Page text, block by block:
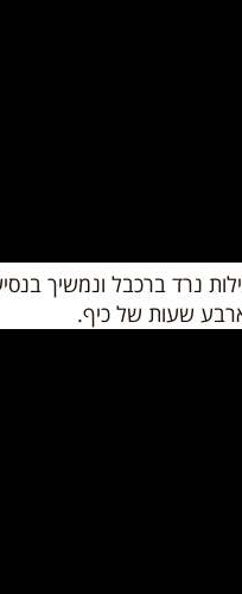
נרד ברכבל ונמשיך
שעות של כיף.